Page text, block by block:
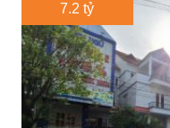
7.2 tỷ